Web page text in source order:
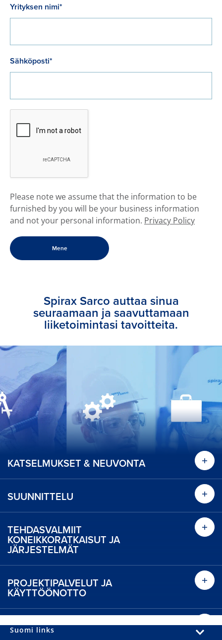
Yrityksen nimi*
Sähköposti*
​Please note we assume that the information to be
furnished by you will be your business information
and not your personal information. Privacy Policy
Spirax Sarco auttaa sinua
seuraamaan ja saavuttamaan
liiketoimintasi tavoitteita.
KATSELMUKSET & NEUVONTA Ota
SUUNNITTELU
Ota selvää
Ota
TEHDASVALMIIT
KONEIKKORATKAISUT JA
JÄRJESTELMÄT
Ota
PROJEKTIPALVELUT JA
KÄYTTÖÖNOTTO
Ota
ETÄVALVONTA RATKAISUT Ota
Suomi links